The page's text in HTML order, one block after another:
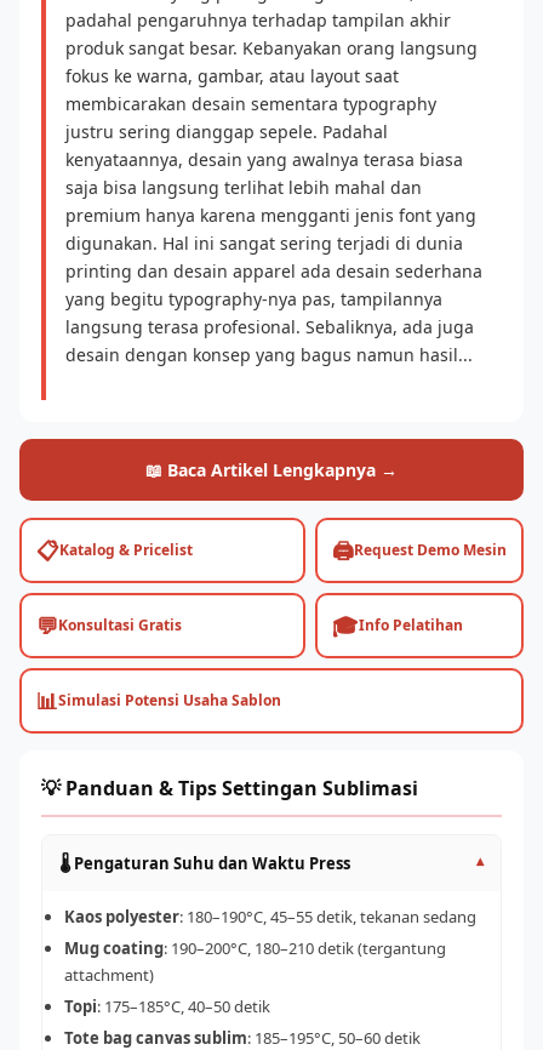
padahal pengaruhnya terhadap tampilan akhir
produk sangat besar. Kebanyakan orang langsung
fokus ke warna, gambar, atau layout saat
membicarakan desain sementara typography
justru sering dianggap sepele. Padahal
kenyataannya, desain yang awalnya terasa biasa
saja bisa langsung terlihat lebih mahal dan
premium hanya karena mengganti jenis font yang
digunakan. Hal ini sangat sering terjadi di dunia
printing dan desain apparel ada desain sederhana
yang begitu typography-nya pas, tampilannya
langsung terasa profesional. Sebaliknya, ada juga
desain dengan konsep yang bagus namun hasil...
📖 Baca Artikel Lengkapnya →
📋Katalog & Pricelist 🖨️Request Demo Mesin
💬Konsultasi Gratis 🎓Info Pelatihan
📊Simulasi Potensi Usaha Sablon
💡 Panduan & Tips Settingan Sublimasi
🌡️ Pengaturan Suhu dan Waktu Press ▾
Kaos polyester: 180–190°C, 45–55 detik, tekanan sedang
Mug coating: 190–200°C, 180–210 detik (tergantung
attachment)
Topi: 175–185°C, 40–50 detik
Tote bag canvas sublim: 185–195°C, 50–60 detik